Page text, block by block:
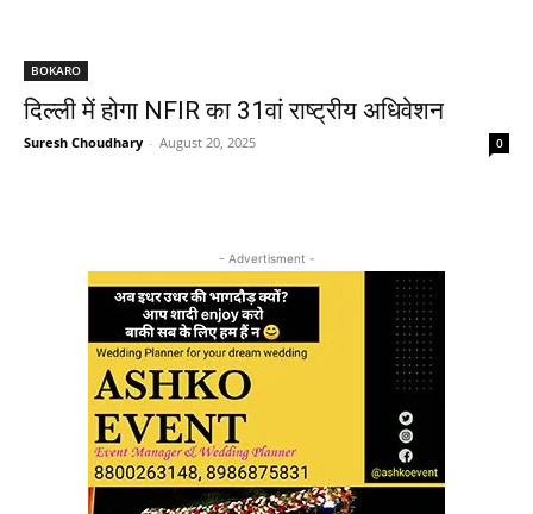
BOKARO
दिल्ली में होगा NFIR का 31वां राष्ट्रीय अधिवेशन
Suresh Choudhary - August 20, 2025 0
- Advertisment -